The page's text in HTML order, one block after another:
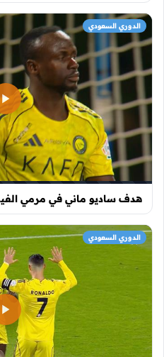
هدف ساديو ماني في مرمي
الدوري السعودي
الدوري السعودي